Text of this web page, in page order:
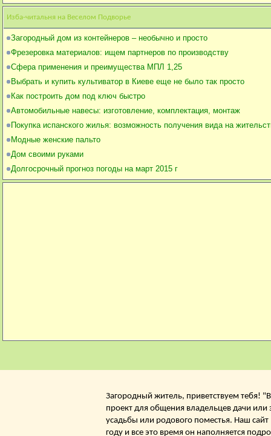
Изба-читальня на Веселом Подворье
Загородный дом из контейнеров – необычно и просто
Фрезеровка материалов: ищем партнеров по производству
Сфера применения и преимущества МПЛ 1,25
Выбрать и купить культиватор в Киеве еще не было так просто
Как построить дом под ключ быстро
Автомобильные навесы: изготовление, комплектация, монтаж
Покупка испанского жилья: возможность получения вида на
Модные женские пальто
Дом своими руками
Долгосрочный прогноз погоды на март 2015 г
Загородный житель, приветствуем тебя!
проект для общения владельцев дачи или
усадьбы или родового поместья. Наш
году и все это время он наполняется